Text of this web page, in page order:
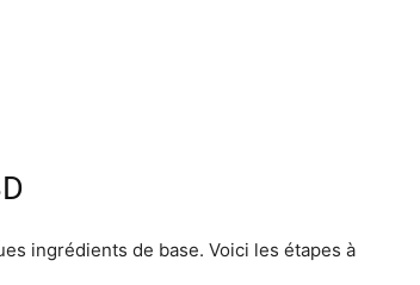
ingrédients de base. Voici les étapes à